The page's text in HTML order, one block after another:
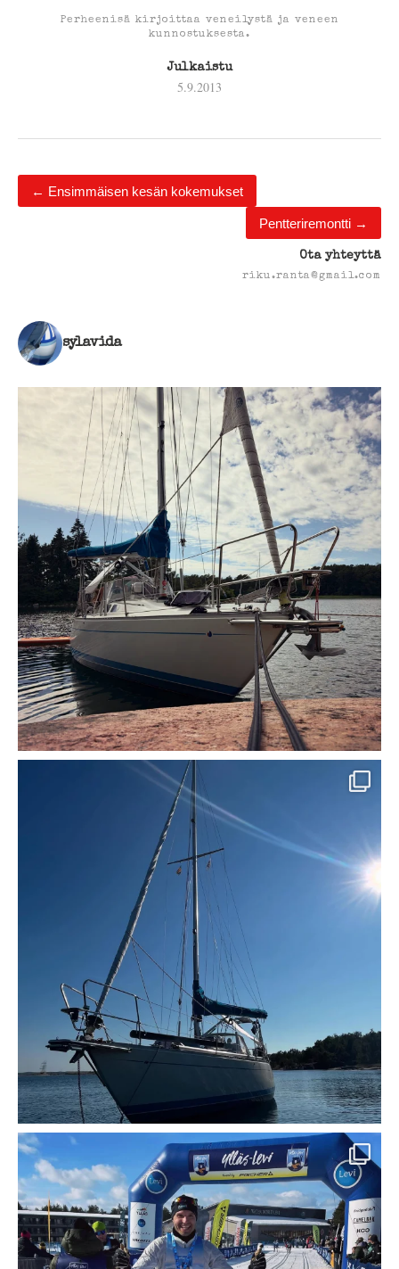
Perheenisä kirjoittaa veneilystä ja veneen
kunnostuksesta.
Julkaistu
5.9.2013
← Ensimmäisen kesän kokemukset
Pentteriremontti →
Ota yhteyttä
riku.ranta@gmail.com
sylavida